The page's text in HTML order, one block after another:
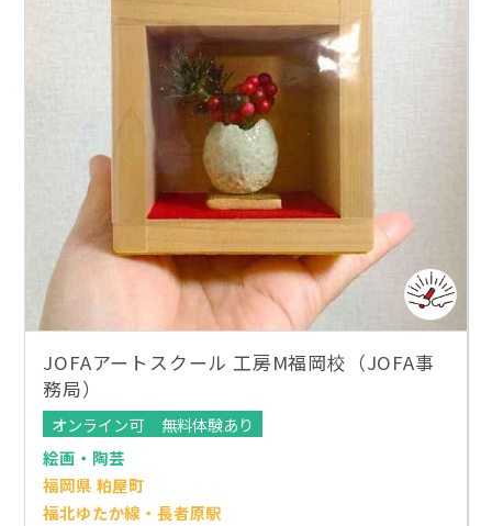
JOFAアートスクール 工房M福岡校（JOFA事
務局）
オンライン可
無料体験あり
絵画・陶芸
福岡県 粕屋町
福北ゆたか線・長者原駅